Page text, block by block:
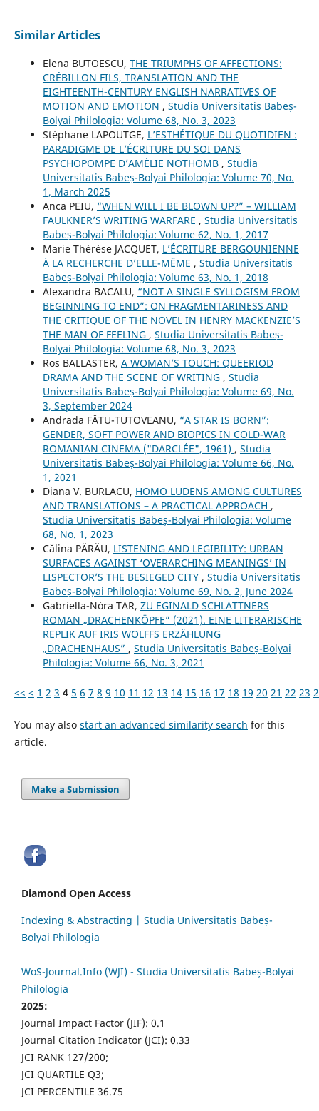
Similar Articles
Elena BUTOESCU, THE TRIUMPHS OF AFFECTIONS:
CRÉBILLON FILS, TRANSLATION AND THE
EIGHTEENTH-CENTURY ENGLISH NARRATIVES OF
MOTION AND EMOTION , Studia Universitatis Babeș-
Bolyai Philologia: Volume 68, No. 3, 2023
Stéphane LAPOUTGE, L’ESTHÉTIQUE DU QUOTIDIEN :
PARADIGME DE L’ÉCRITURE DU SOI DANS
PSYCHOPOMPE D’AMÉLIE NOTHOMB , Studia
Universitatis Babeș-Bolyai Philologia: Volume 70, No.
1, March 2025
Anca PEIU, “WHEN WILL I BE BLOWN UP?” – WILLIAM
FAULKNER’S WRITING WARFARE , Studia Universitatis
Babeș-Bolyai Philologia: Volume 62, No. 1, 2017
Marie Thérèse JACQUET, L’ÉCRITURE BERGOUNIENNE
À LA RECHERCHE D’ELLE-MÊME , Studia Universitatis
Babeș-Bolyai Philologia: Volume 63, No. 1, 2018
Alexandra BACALU, “NOT A SINGLE SYLLOGISM FROM
BEGINNING TO END”: ON FRAGMENTARINESS AND
THE CRITIQUE OF THE NOVEL IN HENRY MACKENZIE’S
THE MAN OF FEELING , Studia Universitatis Babeș-
Bolyai Philologia: Volume 68, No. 3, 2023
Ros BALLASTER, A WOMAN’S TOUCH: QUEERIOD
DRAMA AND THE SCENE OF WRITING , Studia
Universitatis Babeș-Bolyai Philologia: Volume 69, No.
3, September 2024
Andrada FĂTU-TUTOVEANU, “A STAR IS BORN”:
GENDER, SOFT POWER AND BIOPICS IN COLD-WAR
ROMANIAN CINEMA ("DARCLÉE", 1961) , Studia
Universitatis Babeș-Bolyai Philologia: Volume 66, No.
1, 2021
Diana V. BURLACU, HOMO LUDENS AMONG CULTURES
AND TRANSLATIONS – A PRACTICAL APPROACH ,
Studia Universitatis Babeș-Bolyai Philologia: Volume
68, No. 1, 2023
Călina PĂRĂU, LISTENING AND LEGIBILITY: URBAN
SURFACES AGAINST ‘OVERARCHING MEANINGS’ IN
LISPECTOR’S THE BESIEGED CITY , Studia Universitatis
Babeș-Bolyai Philologia: Volume 69, No. 2, June 2024
Gabriella-Nóra TAR, ZU EGINALD SCHLATTNERS
ROMAN „DRACHENKÖPFE” (2021). EINE LITERARISCHE
REPLIK AUF IRIS WOLFFS ERZÄHLUNG
„DRACHENHAUS” , Studia Universitatis Babeș-Bolyai
Philologia: Volume 66, No. 3, 2021
<< < 1 2 3 4 5 6 7 8 9 10 11 12 13 14 15 16 17 18 19 20 21 22 23
You may also start an advanced similarity search for this
article.
Make a Submission
Diamond Open Access
Indexing & Abstracting | Studia Universitatis Babeș-
Bolyai Philologia
WoS-Journal.Info (WJI) - Studia Universitatis Babeș-Bolyai
Philologia
2025:
Journal Impact Factor (JIF): 0.1
Journal Citation Indicator (JCI): 0.33
JCI RANK 127/200;
JCI QUARTILE Q3;
JCI PERCENTILE 36.75